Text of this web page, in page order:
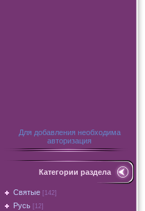
Для добавления необходима
авторизация
Категории раздела
Святые [142]
Русь [12]